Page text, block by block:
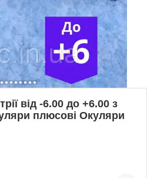
від -6.00 до +6.00 з
плюсові Окуляри